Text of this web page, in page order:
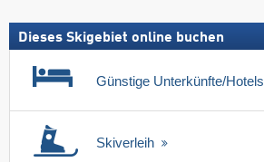
Dieses Skigebiet online buchen
Günstige Unterkünfte/Hotels
Skiverleih